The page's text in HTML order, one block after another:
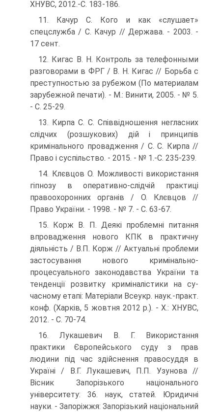
ХНУВС, 2012.-С. 183-186.
11. Качур С. Кого и как «слушает»
спецслужба / С. Качур // Дер­жава. - 2003. -
17 сент.
12. Кигас В. Н. Контроль за телефонными
разговорами в ФРГ / В. Н. Кигас // Борьба с
преступностью за рубежом (По материа­лам
зарубежной печати). - M.: Винити, 2005. - № 5.
- С. 25-29.
13. Кирпа С. С. Співвідношення негласних
слідчих (розшукових) дій і принципів
кримінального провадження / С. С. Кирпа //
Право і суспільство. - 2015. - № 1.-С. 235-239.
14. Клєвцов О. Можливості використання
гіпнозу в оператив­но-слідчій практиці
правоохоронних органів / О. Клєвцов //
Право України. - 1998. - № 7. - С. 63-67.
15. Корж В. П. Деякі проблемні питання
впровадження нового КПК в практичну
діяльність / В.П. Корж // Актуальні пробле­ми
застосування нового кримінально-
процесуального законо­давства України та
тенденції розвитку криміналістики на су­
часному етапі: Матеріали Всеукр. наук.-практ.
конф. (Харків, 5 жовтня 2012 p.). - X.: ХНУВС,
2012. - С. 70-74.
16. Лукашевич В. Г. Використання
практики Європейського суду з прав
людини під час здійснення правосуддя в
Україні / В.Г. Лукашевич, П.П. Узунова //
Вісник Запорізького наці­онального
університету: 36. наук, статей. Юридичні
науки. - Запоріжжя: Запорізький національний